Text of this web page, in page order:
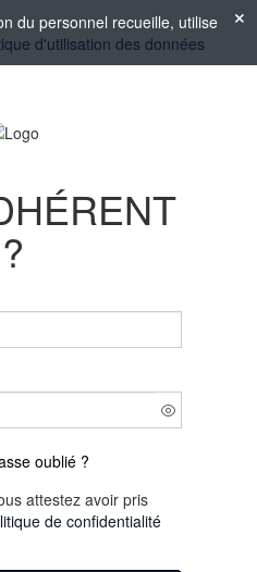
du personnel recueille, utilise
d'utilisation des données
?
oublié ?
attestez avoir pris
de confidentialité